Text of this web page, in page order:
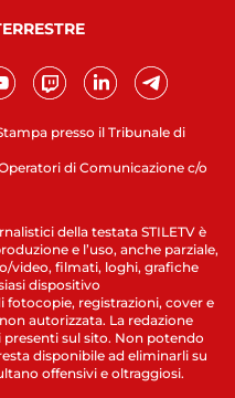
presso il Tribunale di
di Comunicazione c/o
della testata STILETV è
e l’uso, anche parziale,
video, filmati, loghi, grafiche
dispositivo
registrazioni, cover e
autorizzata. La redazione
sul sito. Non potendo
disponibile ad eliminarli su
offensivi e oltraggiosi.